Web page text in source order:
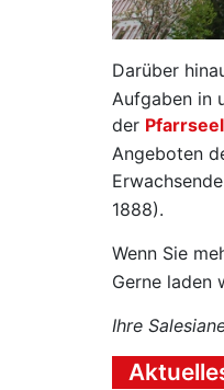
Darüber
Aufgaben in
der
Angeboten
1888).
Wenn Sie
Gerne laden
Ihre